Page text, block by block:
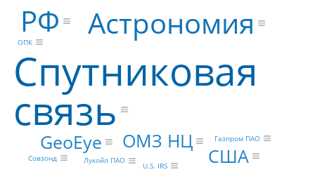
Спутниковая
связь
Астрономия
РФ
GeoEye ОМЗ НЦ
США
Совзонд Лукойл ПАО
Газпром ПАО
U.S. IRS
ОПК